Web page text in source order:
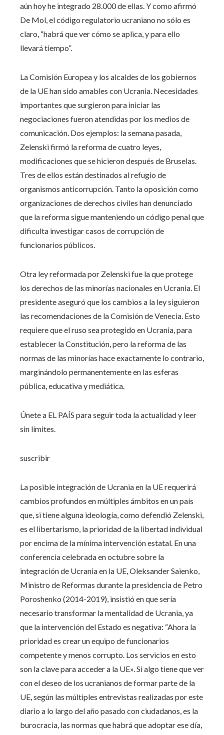
aún hoy he integrado 28.000 de ellas. Y como afirmó
De Mol, el código regulatorio ucraniano no sólo es
claro, “habrá que ver cómo se aplica, y para ello
llevará tiempo”.
La Comisión Europea y los alcaldes de los gobiernos
de la UE han sido amables con Ucrania. Necesidades
importantes que surgieron para iniciar las
negociaciones fueron atendidas por los medios de
comunicación. Dos ejemplos: la semana pasada,
Zelenski firmó la reforma de cuatro leyes,
modificaciones que se hicieron después de Bruselas.
Tres de ellos están destinados al refugio de
organismos anticorrupción. Tanto la oposición como
organizaciones de derechos civiles han denunciado
que la reforma sigue manteniendo un código penal que
dificulta investigar casos de corrupción de
funcionarios públicos.
Otra ley reformada por Zelenski fue la que protege
los derechos de las minorías nacionales en Ucrania. El
presidente aseguró que los cambios a la ley siguieron
las recomendaciones de la Comisión de Venecia. Esto
requiere que el ruso sea protegido en Ucrania, para
establecer la Constitución, pero la reforma de las
normas de las minorías hace exactamente lo contrario,
marginándolo permanentemente en las esferas
pública, educativa y mediática.
Únete a EL PAÍS para seguir toda la actualidad y leer
sin límites.
suscribir
La posible integración de Ucrania en la UE requerirá
cambios profundos en múltiples ámbitos en un país
que, si tiene alguna ideología, como defendió Zelenski,
es el libertarismo, la prioridad de la libertad individual
por encima de la mínima intervención estatal. En una
conferencia celebrada en octubre sobre la
integración de Ucrania en la UE, Oleksander Saienko,
Ministro de Reformas durante la presidencia de Petro
Poroshenko (2014-2019), insistió en que sería
necesario transformar la mentalidad de Ucrania, ya
que la intervención del Estado es negativa: “Ahora la
prioridad es crear un equipo de funcionarios
competente y menos corrupto. Los servicios en esto
son la clave para acceder a la UE». Si algo tiene que ver
con el deseo de los ucranianos de formar parte de la
UE, según las múltiples entrevistas realizadas por este
diario a lo largo del año pasado con ciudadanos, es la
burocracia, las normas que habrá que adoptar ese día,